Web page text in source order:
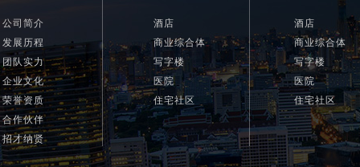
公司简介
发展历程
团队实力
企业文化
荣誉资质
合作伙伴
招才纳贤
酒店
商业综合体
写字楼
医院
住宅社区
酒店
商业综合体
写字楼
医院
住宅社区